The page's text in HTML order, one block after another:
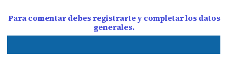
Para comentar debes registrarte y completar los datos
generales.